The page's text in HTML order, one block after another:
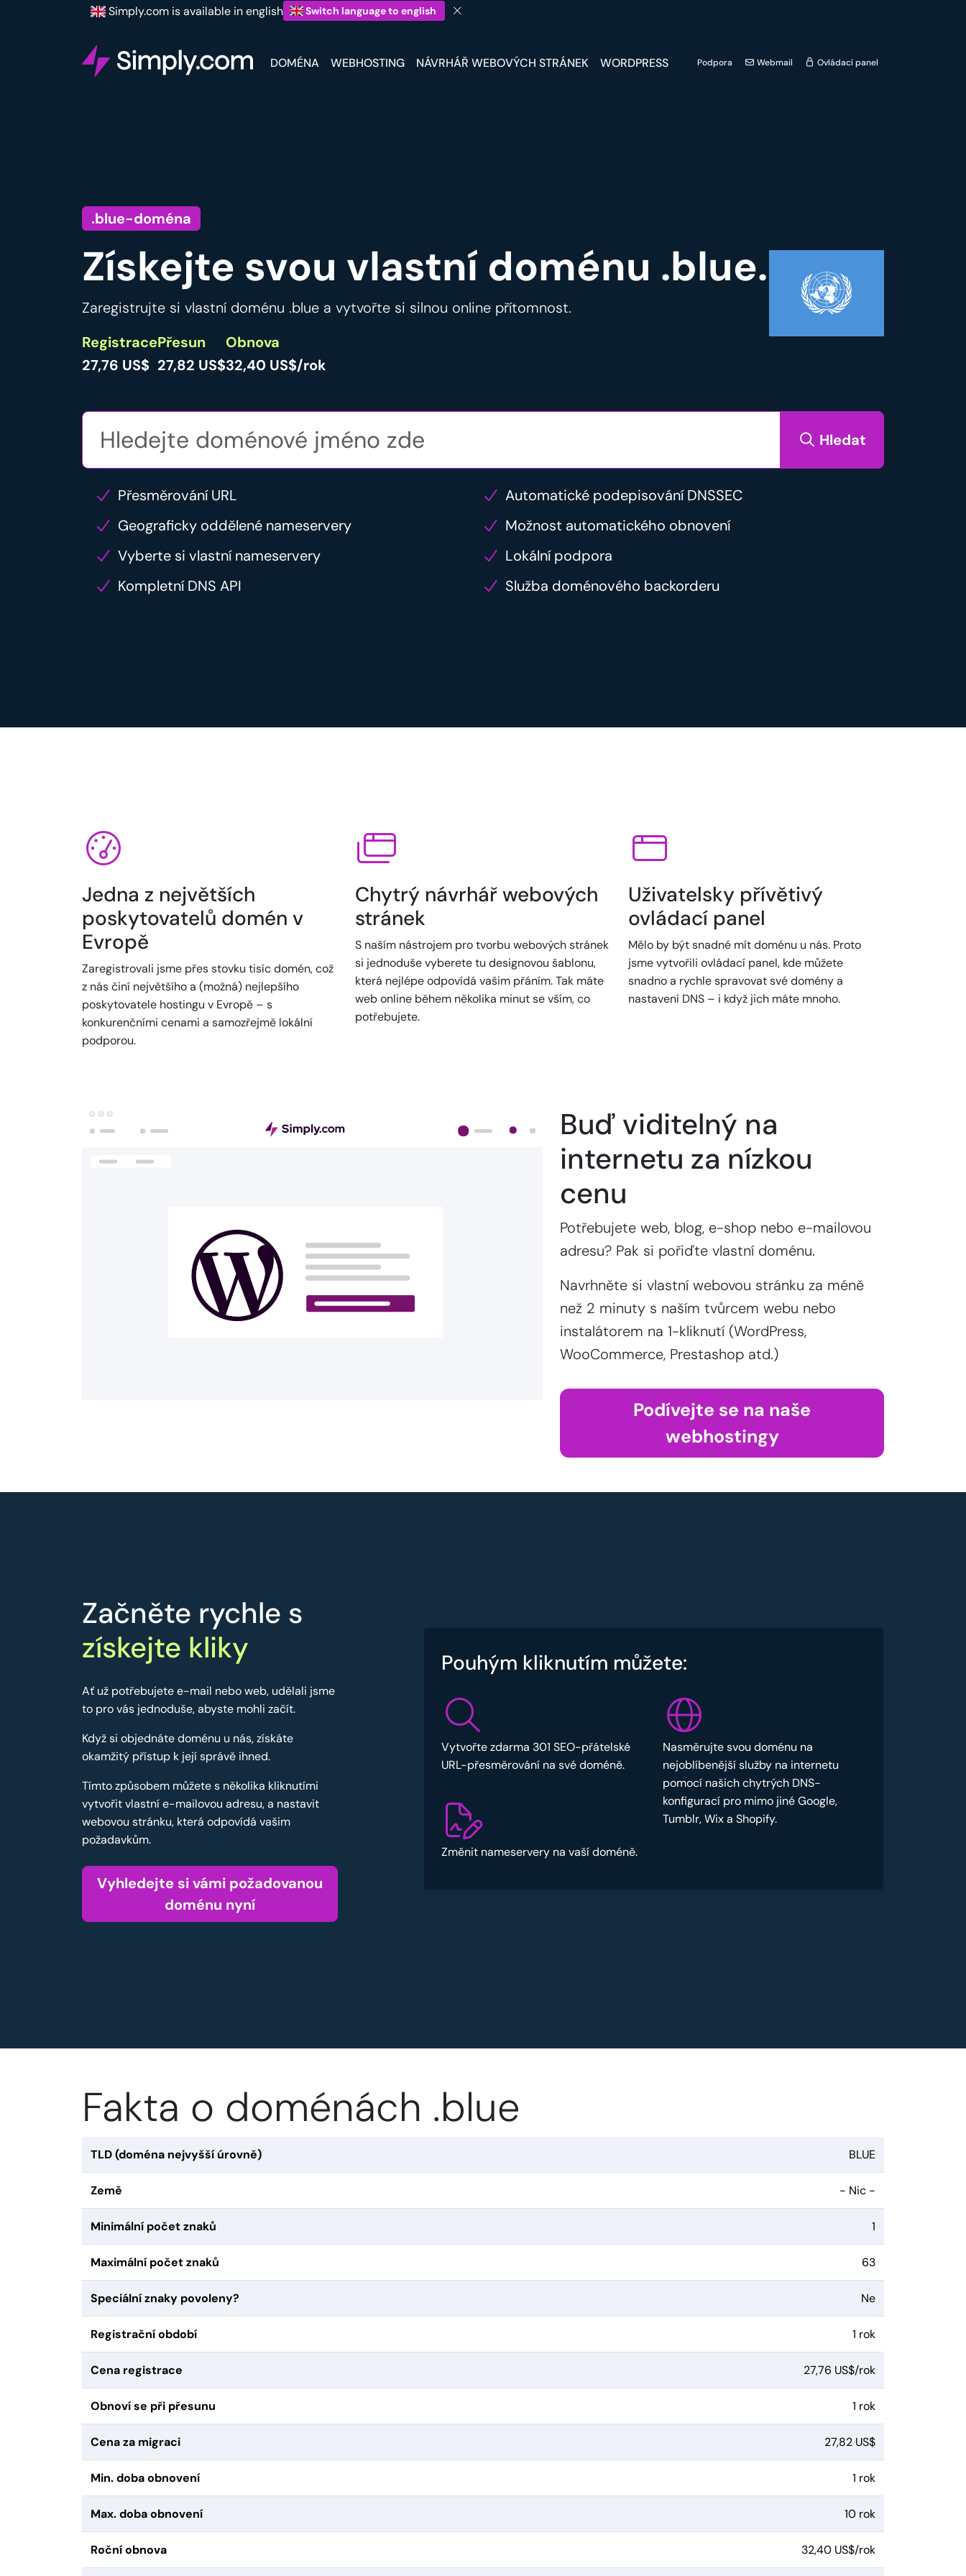
Simply.com is available in english Switch language to english
DOMÉNA WEBHOSTING NÁVRHÁŘ WEBOVÝCH STRÁNEK WORDPRESS Podpora Webmail Ovládací panel
.blue-doména
Získejte svou vlastní doménu .blue.
Zaregistrujte si vlastní doménu .blue a vytvořte si silnou online přítomnost.
Registrace
27,76 US$
Přesun
27,82 US$
Obnova
32,40 US$/rok
Hledat
Přesměrování URL
Automatické podepisování DNSSEC
Geograficky oddělené nameservery
Možnost automatického obnovení
Vyberte si vlastní nameservery
Lokální podpora
Kompletní DNS API
Služba doménového backorderu
Jedna z největších
poskytovatelů domén v
Evropě
Zaregistrovali jsme přes stovku tisíc domén, což
z nás činí největšího a (možná) nejlepšího
poskytovatele hostingu v Evropě – s
konkurenčními cenami a samozřejmě lokální
podporou.
Chytrý návrhář webových
stránek
S naším nástrojem pro tvorbu webových stránek
si jednoduše vyberete tu designovou šablonu,
která nejlépe odpovídá vašim přáním. Tak máte
web online během několika minut se vším, co
potřebujete.
Uživatelsky přívětivý
ovládací panel
Mělo by být snadné mít doménu u nás. Proto
jsme vytvořili ovládací panel, kde můžete
snadno a rychle spravovat své domény a
nastavení DNS – i když jich máte mnoho.
Buď viditelný na
internetu za nízkou
cenu
Potřebujete web, blog, e-shop nebo e-mailovou
adresu? Pak si pořiďte vlastní doménu.
Navrhněte si vlastní webovou stránku za méně
než 2 minuty s naším tvůrcem webu nebo
instalátorem na 1-kliknutí (WordPress,
WooCommerce, Prestashop atd.)
Podívejte se na naše
webhostingy
Začněte rychle s
získejte kliky
Ať už potřebujete e-mail nebo web, udělali jsme
to pro vás jednoduše, abyste mohli začít.
Když si objednáte doménu u nás, získáte
okamžitý přístup k její správě ihned.
Tímto způsobem můžete s několika kliknutími
vytvořit vlastní e-mailovou adresu, a nastavit
webovou stránku, která odpovídá vašim
požadavkům.
Vyhledejte si vámi požadovanou
doménu nyní
Pouhým kliknutím můžete:
Vytvořte zdarma 301 SEO-přátelské
URL-přesměrování na své doméně.
Změnit nameservery na vaší doméně.
Nasměrujte svou doménu na
nejoblíbenější služby na internetu
pomocí našich chytrých DNS-
konfigurací pro mimo jiné Google,
Tumblr, Wix a Shopify.
Fakta o doménách .blue
TLD (doména nejvyšší úrovně) BLUE
Země - Nic -
Minimální počet znaků 1
Maximální počet znaků 63
Speciální znaky povoleny? Ne
Registrační období 1 rok
Cena registrace 27,76 US$/rok
Obnoví se při přesunu 1 rok
Cena za migraci 27,82 US$
Min. doba obnovení 1 rok
Max. doba obnovení 10 rok
Roční obnova 32,40 US$/rok